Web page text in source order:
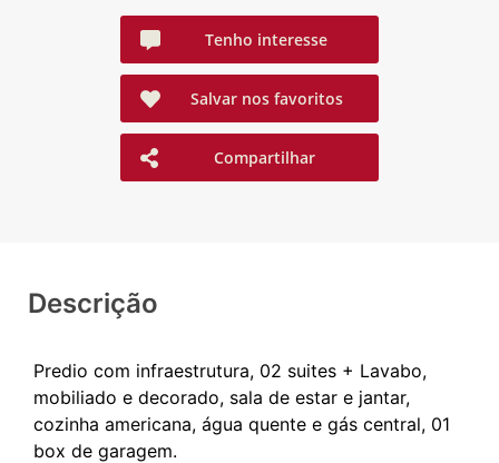
Tenho interesse
Salvar nos favoritos
Compartilhar
Descrição
Predio com infraestrutura, 02 suites + Lavabo,
mobiliado e decorado, sala de estar e jantar,
cozinha americana, água quente e gás central, 01